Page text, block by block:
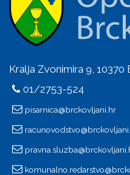
Kralja Zvonimira 9, 10370
01/2753-524
pisarnica@brckovljani.hr